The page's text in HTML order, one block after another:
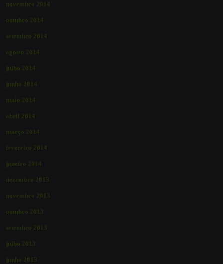
novembro 2014
outubro 2014
setembro 2014
agosto 2014
julho 2014
junho 2014
maio 2014
abril 2014
março 2014
fevereiro 2014
janeiro 2014
dezembro 2013
novembro 2013
outubro 2013
setembro 2013
julho 2013
junho 2013